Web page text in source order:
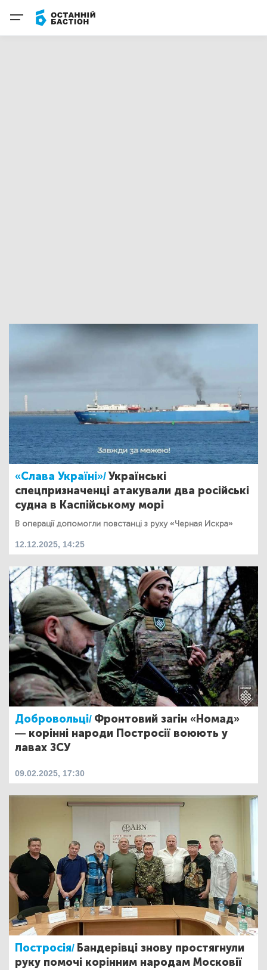
«Слава Україні»/Українські
спецпризначенці атакували два російські
судна в Каспійському морі
В операції допомогли повстанці з руху «Черная Искра»
12.12.2025, 14:25
Добровольці/ Фронтовий загін «Номад»
— корінні народи Постросії воюють у
лавах ЗСУ
09.02.2025, 17:30
Постросія/ Бандерівці знову простягнули
руку помочі корінним народам Московії